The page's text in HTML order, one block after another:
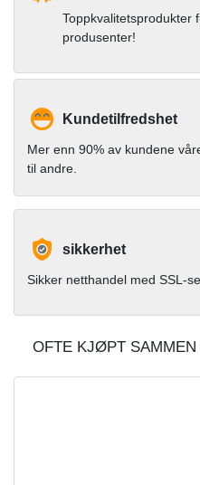
Toppkvalitetsprodukter
produsenter!
Kundetilfredshet
Mer enn 90% av kundene
til andre.
sikkerhet
Sikker netthandel med SSL-
OFTE KJØPT SAMMEN